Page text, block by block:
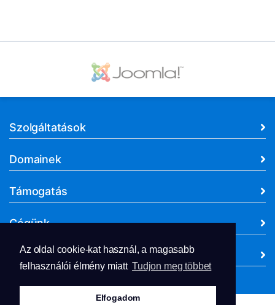
Az oldal cookie-kat használ, a magasabb
felhasználói élmény miatt Tudjon meg többet
Elfogadom
Szolgáltatások
Domainek
Támogatás
Cégünk
Dokumentumok